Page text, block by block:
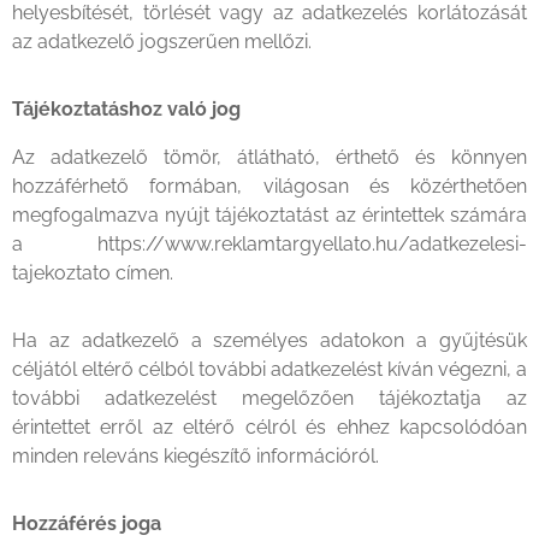
helyesbítését, törlését vagy az adatkezelés korlátozását
az adatkezelő jogszerűen mellőzi.
Tájékoztatáshoz való jog
Az adatkezelő tömör, átlátható, érthető és könnyen
hozzáférhető formában, világosan és közérthetően
megfogalmazva nyújt tájékoztatást az érintettek számára
a https://www.reklamtargyellato.hu/adatkezelesi-
tajekoztato címen.
Ha az adatkezelő a személyes adatokon a gyűjtésük
céljától eltérő célból további adatkezelést kíván végezni, a
további adatkezelést megelőzően tájékoztatja az
érintettet erről az eltérő célról és ehhez kapcsolódóan
minden releváns kiegészítő információról.
Hozzáférés joga